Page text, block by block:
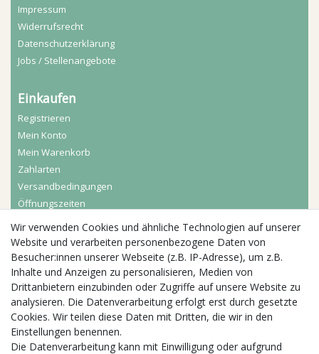
Impressum
Widerrufs­recht
Daten­schutz­erklärung
Jobs / Stellenangebote
Einkaufen
Registrieren
Mein Konto
Mein Warenkorb
Zahlarten
Versandbedingungen
Öffnungszeiten
Aktuelles
Busgruppen
Kindergeburtstage
Kindergartenausflug
Schulklassenausflug
Zwillingsrabatt
Wir verwenden Cookies und ähnliche Technologien auf unserer
Website und verarbeiten personenbezogene Daten von
Besucher:innen unserer Webseite (z.B. IP-Adresse), um z.B.
Inhalte und Anzeigen zu personalisieren, Medien von
Drittanbietern einzubinden oder Zugriffe auf unsere Website zu
analysieren. Die Datenverarbeitung erfolgt erst durch gesetzte
Cookies. Wir teilen diese Daten mit Dritten, die wir in den
Einstellungen benennen.
Die Datenverarbeitung kann mit Einwilligung oder aufgrund